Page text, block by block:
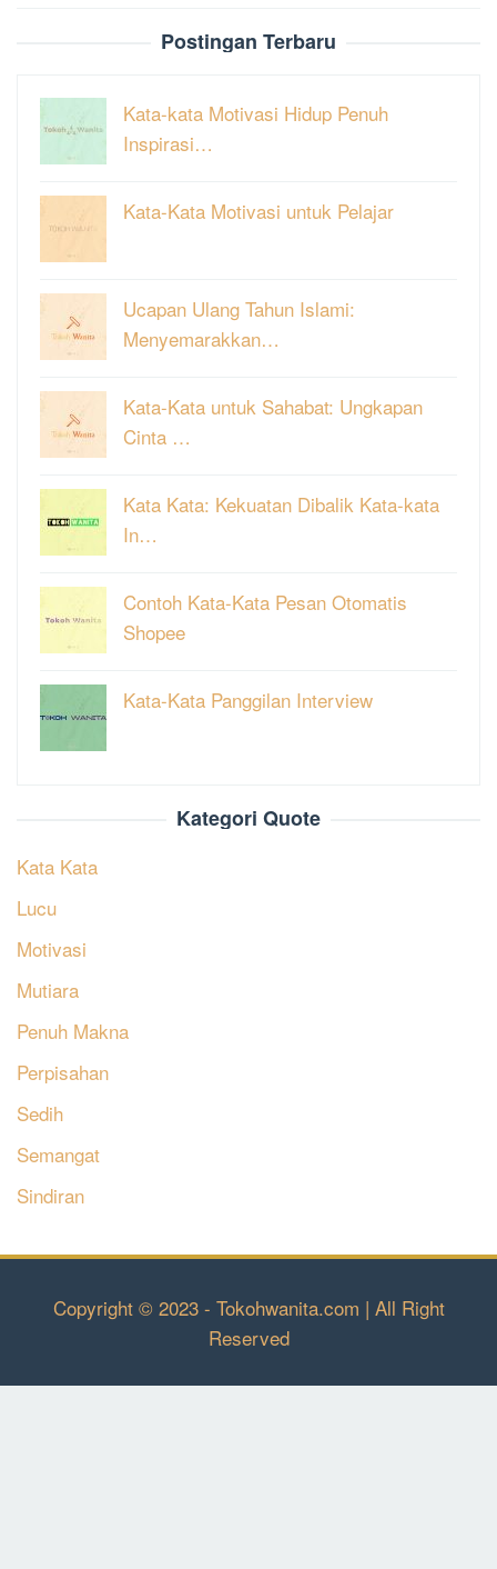
Postingan Terbaru
Kata-kata Motivasi Hidup Penuh
Inspirasi…
Kata-Kata Motivasi untuk Pelajar
Ucapan Ulang Tahun Islami:
Menyemarakkan…
Kata-Kata untuk Sahabat: Ungkapan
Cinta …
Kata Kata: Kekuatan Dibalik Kata-kata
In…
Contoh Kata-Kata Pesan Otomatis
Shopee
Kata-Kata Panggilan Interview
Kategori Quote
Kata Kata
Lucu
Motivasi
Mutiara
Penuh Makna
Perpisahan
Sedih
Semangat
Sindiran
Copyright © 2023 - Tokohwanita.com | All Right
Reserved